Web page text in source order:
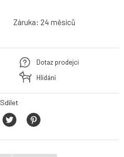
Záruka: 24
Dotaz prodejci
Hlídání
Sdílet